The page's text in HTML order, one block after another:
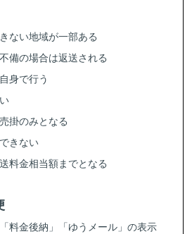
ない地域が一部ある
備の場合は返送される
身で行う
掛のみとなる
きない
料金相当額までとなる
料金後納」「ゆうメール」の表示